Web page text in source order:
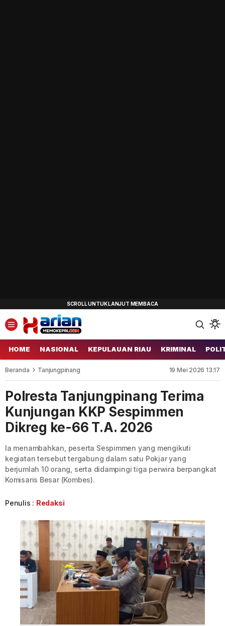
HOME NASIONAL KEPULAUAN RIAU KRIMINAL
Beranda Tanjungpinang 19 Mei 2026 13:17
Polresta Tanjungpinang Terima
Kunjungan KKP Sespimmen
Dikreg ke-66 T.A. 2026
Ia menambahkan, peserta Sespimmen yang mengikuti
kegiatan tersebut tergabung dalam satu Pokjar yang
berjumlah 10 orang, serta didampingi tiga perwira berpangkat
Komisaris Besar (Kombes).
Penulis : Redaksi